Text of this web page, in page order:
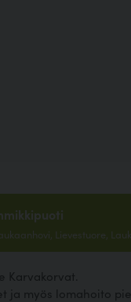
Lievestuore,
Karvakorvat.
ja myös lomahoito